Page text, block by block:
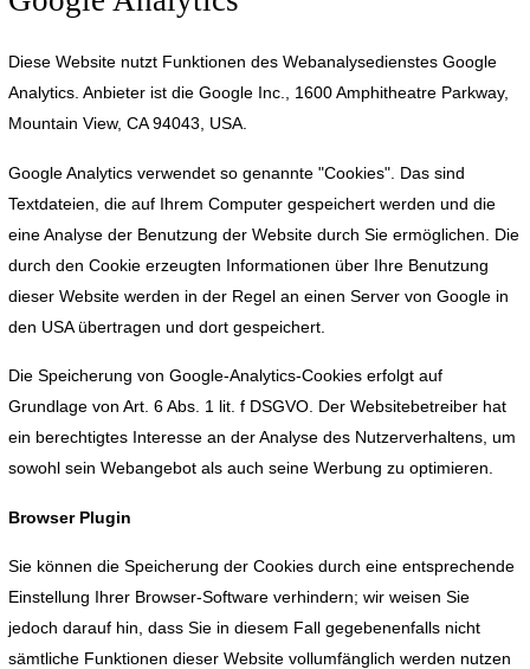
Diese Website nutzt Funktionen des Webanalysedienstes Google
Analytics. Anbieter ist die Google Inc., 1600 Amphitheatre Parkway,
Mountain View, CA 94043, USA.
Google Analytics verwendet so genannte "Cookies". Das sind
Textdateien, die auf Ihrem Computer gespeichert werden und die
eine Analyse der Benutzung der Website durch Sie ermöglichen. Die
durch den Cookie erzeugten Informationen über Ihre Benutzung
dieser Website werden in der Regel an einen Server von Google in
den USA übertragen und dort gespeichert.
Die Speicherung von Google-Analytics-Cookies erfolgt auf
Grundlage von Art. 6 Abs. 1 lit. f DSGVO. Der Websitebetreiber hat
ein berechtigtes Interesse an der Analyse des Nutzerverhaltens, um
sowohl sein Webangebot als auch seine Werbung zu optimieren.
Browser Plugin
Sie können die Speicherung der Cookies durch eine entsprechende
Einstellung Ihrer Browser-Software verhindern; wir weisen Sie
jedoch darauf hin, dass Sie in diesem Fall gegebenenfalls nicht
sämtliche Funktionen dieser Website vollumfänglich werden nutzen